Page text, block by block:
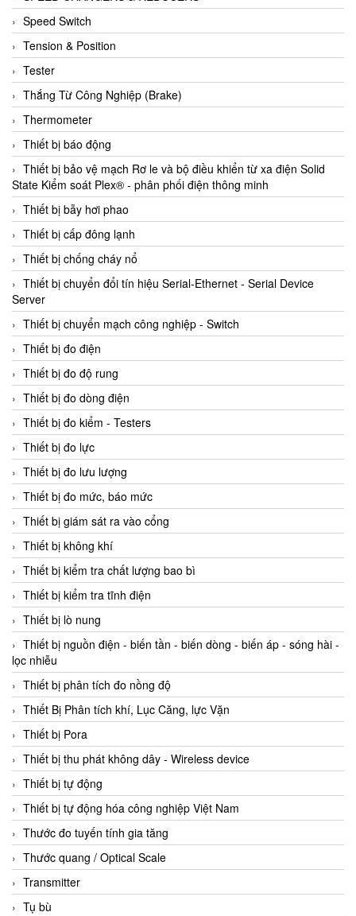
Speed Switch
Tension & Position
Tester
Thắng Từ Công Nghiệp (Brake)
Thermometer
Thiết bị báo động
Thiết bị bảo vệ mạch Rơ le và bộ điều khiển từ xa điện Solid
State Kiểm soát Plex® - phân phối điện thông minh
Thiết bị bẫy hơi phao
Thiết bị cấp đông lạnh
Thiết bị chống cháy nổ
Thiết bị chuyển đổi tín hiệu Serial-Ethernet - Serial Device
Server
Thiết bị chuyển mạch công nghiệp - Switch
Thiết bị đo điện
Thiết bị đo độ rung
Thiết bị đo dòng điện
Thiết bị đo kiểm - Testers
Thiết bị đo lực
Thiết bị đo lưu lượng
Thiết bị đo mức, báo mức
Thiết bị giám sát ra vào cổng
Thiết bị không khí
Thiết bị kiểm tra chất lượng bao bì
Thiết bị kiểm tra tĩnh điện
Thiết bị lò nung
Thiết bị nguồn điện - biến tần - biến dòng - biến áp - sóng hài -
lọc nhiễu
Thiết bị phân tích đo nồng độ
Thiết Bị Phân tích khí, Lục Căng, lực Vặn
Thiết bị Pora
Thiết bị thu phát không dây - Wireless device
Thiết bị tự động
Thiết bị tự động hóa công nghiệp Việt Nam
Thước đo tuyến tính gia tăng
Thước quang / Optical Scale
Transmitter
Tụ bù